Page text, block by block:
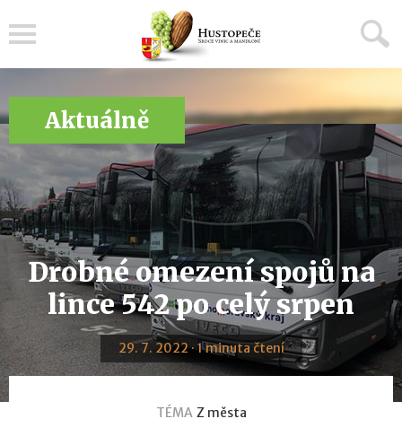
Aktuálně
Drobné omezení spojů na
lince 542 po celý srpen
29. 7. 2022 · 1 minuta čtení
TÉMA Z města